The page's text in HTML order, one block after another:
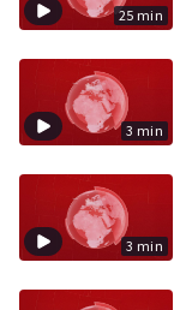
25 min
3 min
3 min